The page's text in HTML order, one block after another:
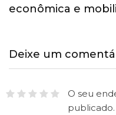
econômica e
Deixe um
O seu
publicado.